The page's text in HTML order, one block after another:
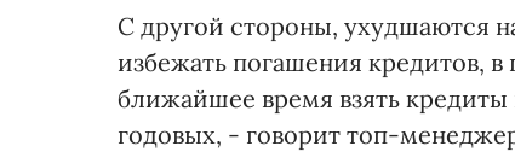
С другой стороны, ухудшаются
избежать погашения кредитов,
ближайшее время взять кредиты
годовых, - говорит топ-